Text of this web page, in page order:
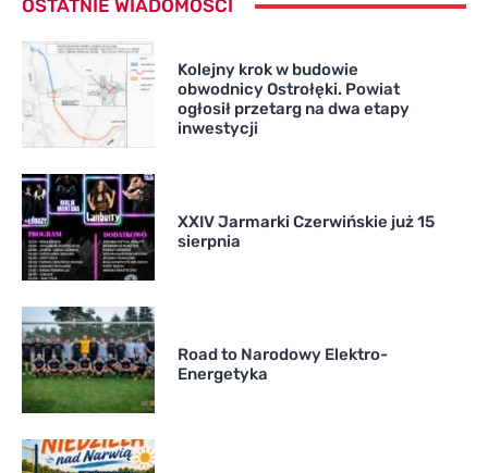
OSTATNIE WIADOMOŚCI
Kolejny krok w budowie
obwodnicy Ostrołęki. Powiat
ogłosił przetarg na dwa etapy
inwestycji
XXIV Jarmarki Czerwińskie już 15
sierpnia
Road to Narodowy Elektro-
Energetyka